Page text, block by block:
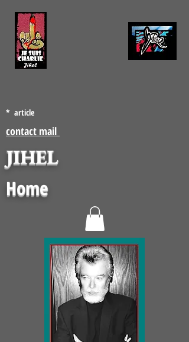
* article
contact mail
JIHEL
Home